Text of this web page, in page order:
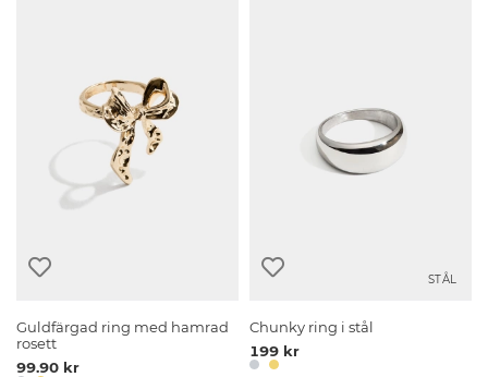
Guldfärgad ring med hamrad
rosett
99.90 kr
STÅL
Chunky ring i stål
199 kr